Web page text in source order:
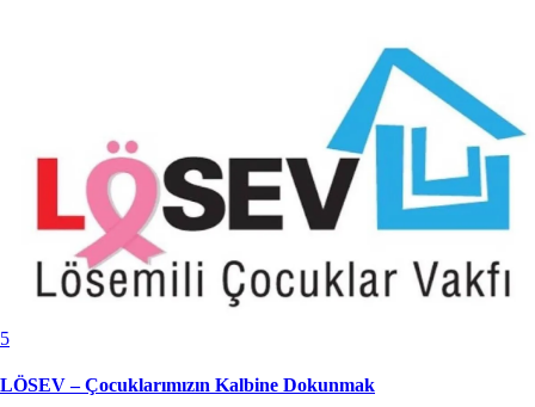
5
LÖSEV – Çocuklarımızın Kalbine Dokunmak